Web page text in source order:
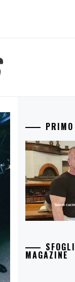
Talenti
MAGAZINE